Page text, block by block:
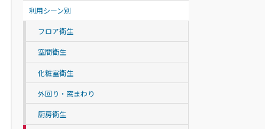
利用シーン別
フロア衛生
空間衛生
化粧室衛生
外回り・窓まわり
厨房衛生